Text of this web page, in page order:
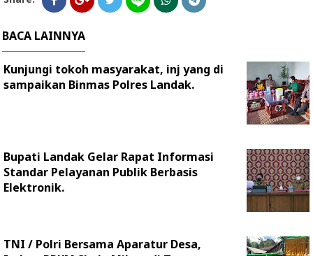
BACA LAINNYA
Kunjungi tokoh masyarakat, inj yang di
sampaikan Binmas Polres Landak.
Bupati Landak Gelar Rapat Informasi
Standar Pelayanan Publik Berbasis
Elektronik.
TNI / Polri Bersama Aparatur Desa,